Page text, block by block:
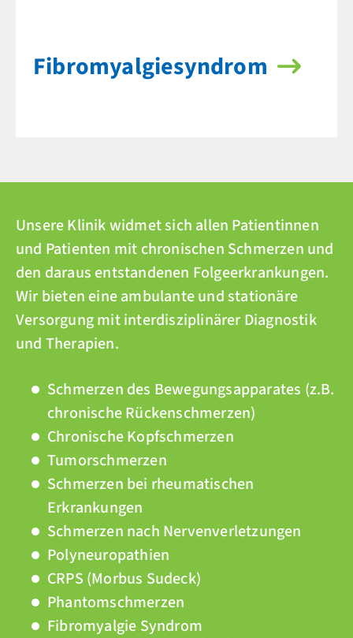
Fibro­myalgie­syndrom
Unsere Klinik widmet sich allen Patientinnen
und Patienten mit chronischen Schmerzen und
den daraus entstandenen Folgeerkrankungen.
Wir bieten eine ambulante und stationäre
Versorgung mit interdisziplinärer Diagnostik
und Therapien.
Schmerzen des Bewegungsapparates (z.B.
chronische Rückenschmerzen)
Chronische Kopfschmerzen
Tumorschmerzen
Schmerzen bei rheumatischen
Erkrankungen
Schmerzen nach Nervenverletzungen
Polyneuropathien
CRPS (Morbus Sudeck)
Phantomschmerzen
Fibromyalgie Syndrom